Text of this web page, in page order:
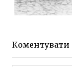
ЖИТОМИР
Коментувати